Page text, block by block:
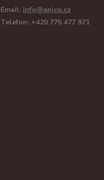
Email: info@enico.cz
Telefon: +420 775 477 971